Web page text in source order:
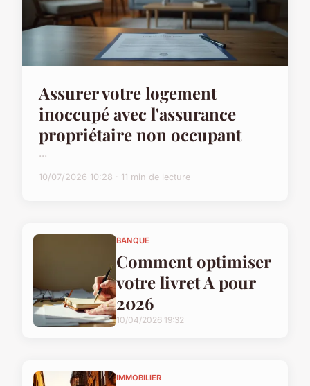
Assurer votre logement
inoccupé avec l'assurance
propriétaire non occupant
...
10/07/2026 10:28 · 11 min de lecture
BANQUE
Comment optimiser
votre livret A pour
2026
10/04/2026 19:32
IMMOBILIER